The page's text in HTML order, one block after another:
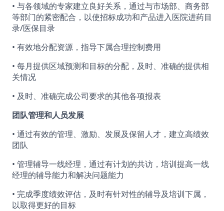
• 与各领域的专家建立良好关系，通过与市场部、商务部
等部门的紧密配合，以使招标成功和产品进入医院进药目
录/医保目录
• 有效地分配资源，指导下属合理控制费用
• 每月提供区域预测和目标的分配，及时、准确的提供相
关情况
• 及时、准确完成公司要求的其他各项报表
团队管理和人员发展
• 通过有效的管理、激励、发展及保留人才，建立高绩效
团队
• 管理辅导一线经理，通过有计划的共访，培训提高一线
经理的辅导能力和解决问题能力
• 完成季度绩效评估，及时有针对性的辅导及培训下属，
以取得更好的目标